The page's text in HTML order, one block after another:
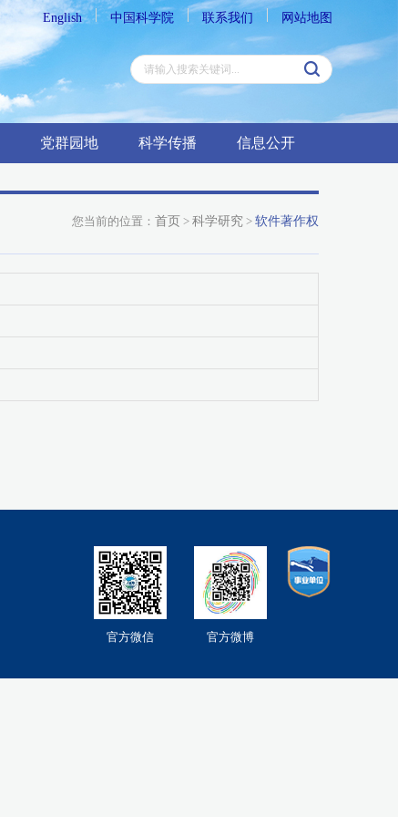
English 中国科学院 联系我们 网站地图
党群园地 科学传播 信息公开
您当前的位置： 首页 > 科学研究 > 软件著作权
官方微信 官方微博